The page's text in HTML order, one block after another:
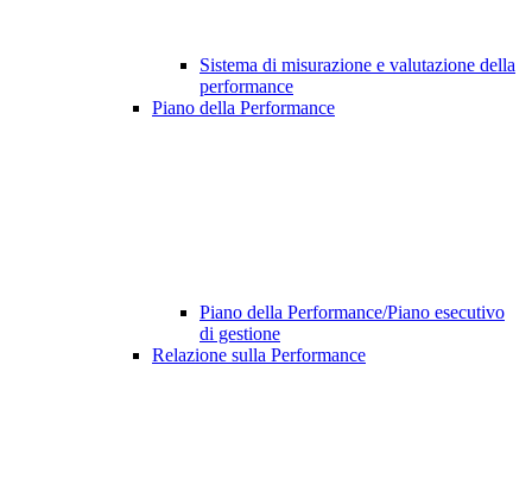
Sistema di misurazione e valutazione della
performance
Piano della Performance
Piano della Performance/Piano esecutivo
di gestione
Relazione sulla Performance